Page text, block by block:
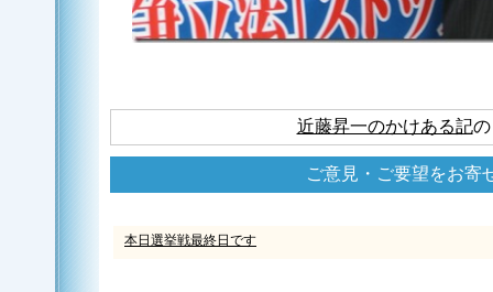
近藤昇一のかけある記
ご意見・ご要望をお寄
本日選挙戦最終日です